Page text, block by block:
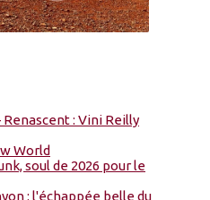
: Vini Reilly
World
soul de 2026 pour le
: l'échappée belle du